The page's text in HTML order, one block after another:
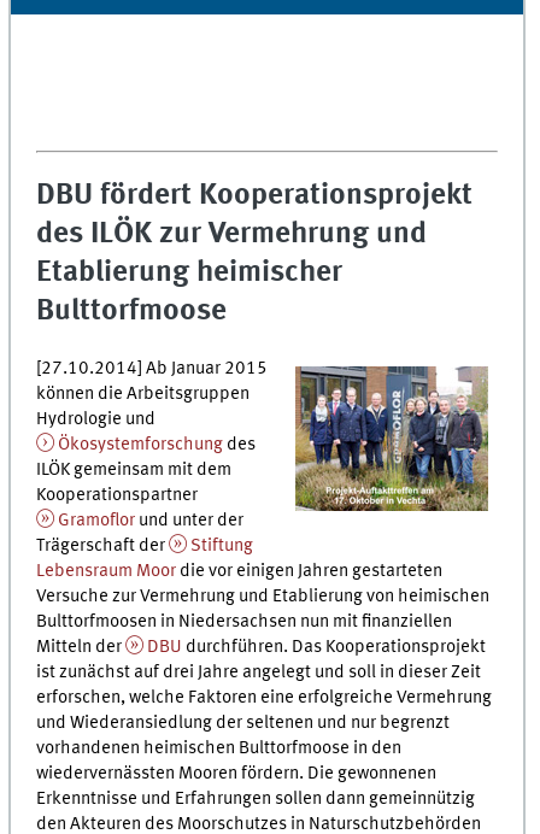
DBU fördert Kooperationsprojekt
des ILÖK zur Vermehrung und
Etablierung heimischer
Bulttorfmoose
[27.10.2014] Ab Januar 2015
können die Arbeitsgruppen
Hydrologie und
Ökosystemforschung des
ILÖK gemeinsam mit dem
Kooperationspartner
Gramoflor und unter der
Trägerschaft der
Stiftung
Lebensraum Moor die vor einigen Jahren gestarteten
Versuche zur Vermehrung und Etablierung von heimischen
Bulttorfmoosen in Niedersachsen nun mit finanziellen
Mitteln der
DBU durchführen. Das Kooperationsprojekt
ist zunächst auf drei Jahre angelegt und soll in dieser Zeit
erforschen, welche Faktoren eine erfolgreiche Vermehrung
und Wiederansiedlung der seltenen und nur begrenzt
vorhandenen heimischen Bulttorfmoose in den
wiedervernässten Mooren fördern. Die gewonnenen
Erkenntnisse und Erfahrungen sollen dann gemeinnützig
den Akteuren des Moorschutzes in Naturschutzbehörden